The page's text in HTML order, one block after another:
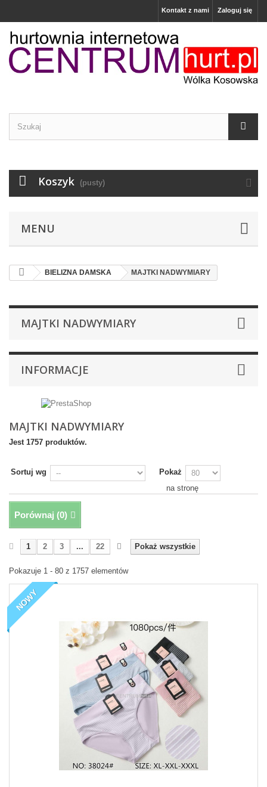
Zaloguj się
Kontakt z nami
Koszyk (pusty)
MENU
BIELIZNA DAMSKA MAJTKI NADWYMIARY
MAJTKI NADWYMIARY
INFORMACJE
MAJTKI NADWYMIARY
Jest 1757 produktów.
Sortuj wg
Pokaż
na stronę
Porównaj (0)
Pokaż wszystkie
1 2 3 ... 22
Pokazuje 1 - 80 z 1757 elementów
NOWY